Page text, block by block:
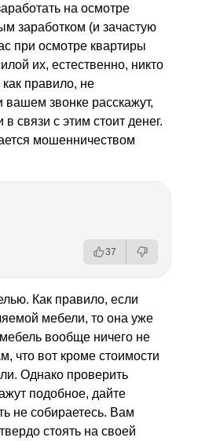
на осмотре
заработком (и зачастую
при осмотре квартиры
их, естественно, никто
как правило, не
звонке расскажут,
связи с этим стоит денег.
мошенничеством
37
Как правило, если
мебели, то она уже
вообще ничего не
что вот кроме стоимости
Однако проверить
подобное, дайте
не собираетесь. Вам
стоять на своей